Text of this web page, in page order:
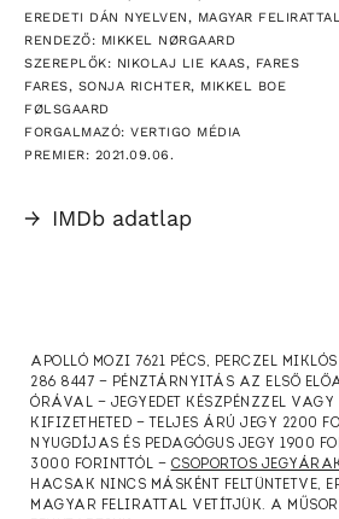
EREDETI DÁN NYELVEN, MAGYAR FELIRATTAL
RENDEZŐ: MIKKEL NØRGAARD
SZEREPLŐK: NIKOLAJ LIE KAAS, FARES
FARES, SONJA RICHTER, MIKKEL BOE
FØLSGAARD
FORGALMAZÓ: VERTIGO MÉDIA
PREMIER: 2021.09.06.
→ IMDb adatlap
APOLLÓ MOZI 7621 PÉCS, PERCZEL
286 8447 — PÉNZTÁRNYITÁS AZ ELSŐ
ÓRÁVAL — JEGYEDET KÉSZPÉNZZEL
KIFIZETHETED — TELJES ÁRÚ JEGY 2200
NYUGDÍJAS ÉS PEDAGÓGUS JEGY 1900
3000 FORINTTÓL — CSOPORTOS
HACSAK NINCS MÁSKÉNT FELTÜNTETVE,
MAGYAR FELIRATTAL VETÍTJÜK. A